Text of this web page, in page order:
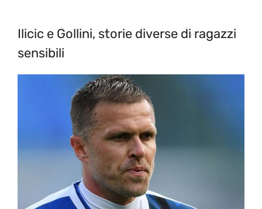
Ilicic e Gollini, storie diverse di ragazzi
sensibili